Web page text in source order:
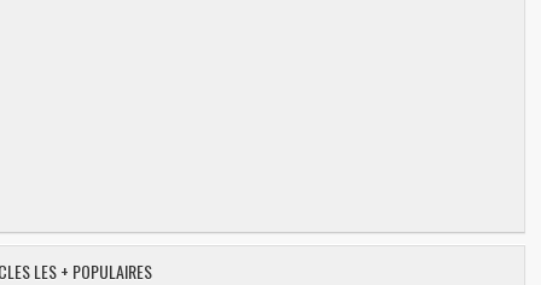
LES + POPULAIRES